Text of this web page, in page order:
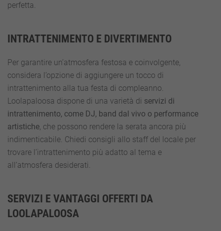
perfetta.
INTRATTENIMENTO E DIVERTIMENTO
Per garantire un’atmosfera festosa e coinvolgente,
considera l’opzione di aggiungere un tocco di
intrattenimento alla tua festa di compleanno.
Loolapaloosa dispone di una varietà di servizi di
intrattenimento, come DJ, band dal vivo o performance
artistiche, che possono rendere la serata ancora più
indimenticabile. Chiedi consigli allo staff del locale per
trovare l’intrattenimento più adatto al tema e
all’atmosfera desiderati.
SERVIZI E VANTAGGI OFFERTI DA
LOOLAPALOOSA